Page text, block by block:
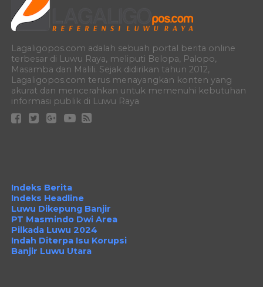
Lagaligopos.com adalah sebuah portal berita online
terbesar di Luwu Raya, meliputi Belopa, Palopo,
Masamba dan Malili. Sejak didirikan tahun 2012,
Lagaligopos.com terus menayangkan konten yang
akurat dan mencerahkan untuk memenuhi kebutuhan
informasi publik di Luwu Raya
Indeks Berita
Indeks Headline
Luwu Dikepung Banjir
PT Masmindo Dwi Area
Pilkada Luwu 2024
Indah Diterpa Isu Korupsi
Banjir Luwu Utara